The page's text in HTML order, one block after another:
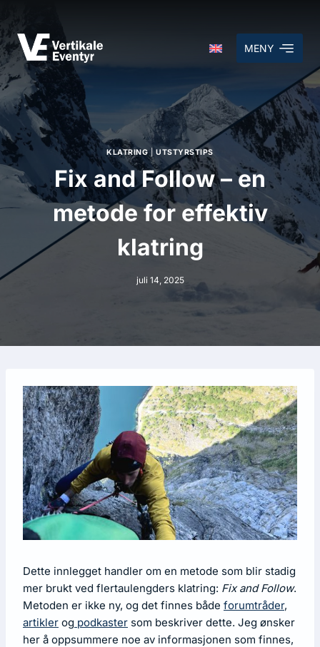
MENY
KLATRING| UTSTYRSTIPS
Fix and Follow – en
metode for effektiv
klatring
juli 14, 2025
Dette innlegget handler om en metode som blir stadig
mer brukt ved flertaulengders klatring: Fix and Follow.
Metoden er ikke ny, og det finnes både forumtråder,
artikler og podkaster som beskriver dette. Jeg ønsker
her å oppsummere noe av informasjonen som finnes,